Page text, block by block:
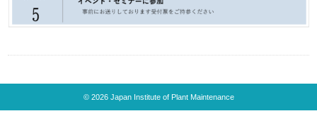
© 2026 Japan Institute of Plant Maintenance